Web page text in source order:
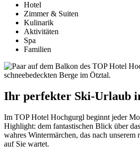
Hotel
Zimmer & Suiten
Kulinarik
Aktivitäten
Spa
Familien
Ihr perfekter Ski-Urlaub
Im TOP Hotel Hochgurgl beginnt jeder
Highlight: dem fantastischen Blick über
wahres Wintermärchen, das nach unserem
auf Sie wartet.